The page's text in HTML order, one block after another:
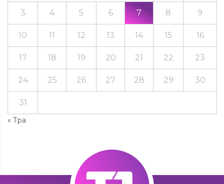
« Тра
3 4 5 6 7 8 9
10 11 12 13 14 15 16
17 18 19 20 21 22 23
24 25 26 27 28 29 30
31